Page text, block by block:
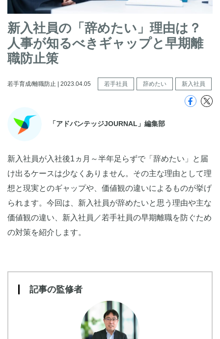
新入社員の「辞めたい」理由は？
人事が知るべきギャップと早期離
職防止策
若手育成/離職防止 | 2023.04.05 若手社員 辞めたい 新入社員
「アドバンテッジJOURNAL」編集部
新入社員が入社後1ヵ月～半年足らずで「辞めたい」と届
け出るケースは少なくありません。その主な理由として理
想と現実とのギャップや、価値観の違いによるものが挙げ
られます。今回は、新入社員が辞めたいと思う理由や主な
価値観の違い、新入社員／若手社員の早期離職を防ぐため
の対策を紹介します。
記事の監修者